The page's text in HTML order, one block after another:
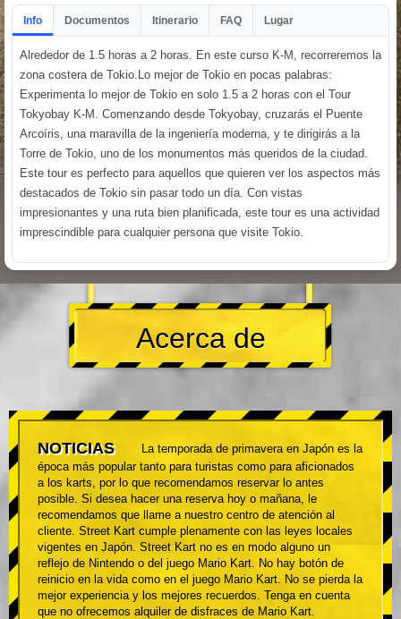
Info Documentos Itinerario FAQ Lugar
Alrededor de 1.5 horas a 2 horas. En este curso K-M, recorreremos la
zona costera de Tokio.Lo mejor de Tokio en pocas palabras:
Experimenta lo mejor de Tokio en solo 1.5 a 2 horas con el Tour
Tokyobay K-M. Comenzando desde Tokyobay, cruzarás el Puente
Arcoíris, una maravilla de la ingeniería moderna, y te dirigirás a la
Torre de Tokio, uno de los monumentos más queridos de la ciudad.
Este tour es perfecto para aquellos que quieren ver los aspectos más
destacados de Tokio sin pasar todo un día. Con vistas
impresionantes y una ruta bien planificada, este tour es una actividad
imprescindible para cualquier persona que visite Tokio.
Acerca de
NOTICIAS
La temporada de primavera en Japón es la
época más popular tanto para turistas como para aficionados
a los karts, por lo que recomendamos reservar lo antes
posible. Si desea hacer una reserva hoy o mañana, le
recomendamos que llame a nuestro centro de atención al
cliente. Street Kart cumple plenamente con las leyes locales
vigentes en Japón. Street Kart no es en modo alguno un
reflejo de Nintendo o del juego Mario Kart. No hay botón de
reinicio en la vida como en el juego Mario Kart. No se pierda la
mejor experiencia y los mejores recuerdos. Tenga en cuenta
que no ofrecemos alquiler de disfraces de Mario Kart.